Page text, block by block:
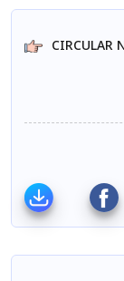
CIRCULAR